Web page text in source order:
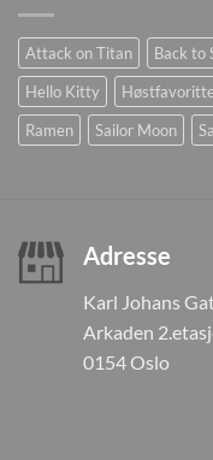
Attack on Titan Back to
Hello Kitty
Ramen
Sailor Moon
Adresse
Karl Johans
Arkaden
0154 Oslo